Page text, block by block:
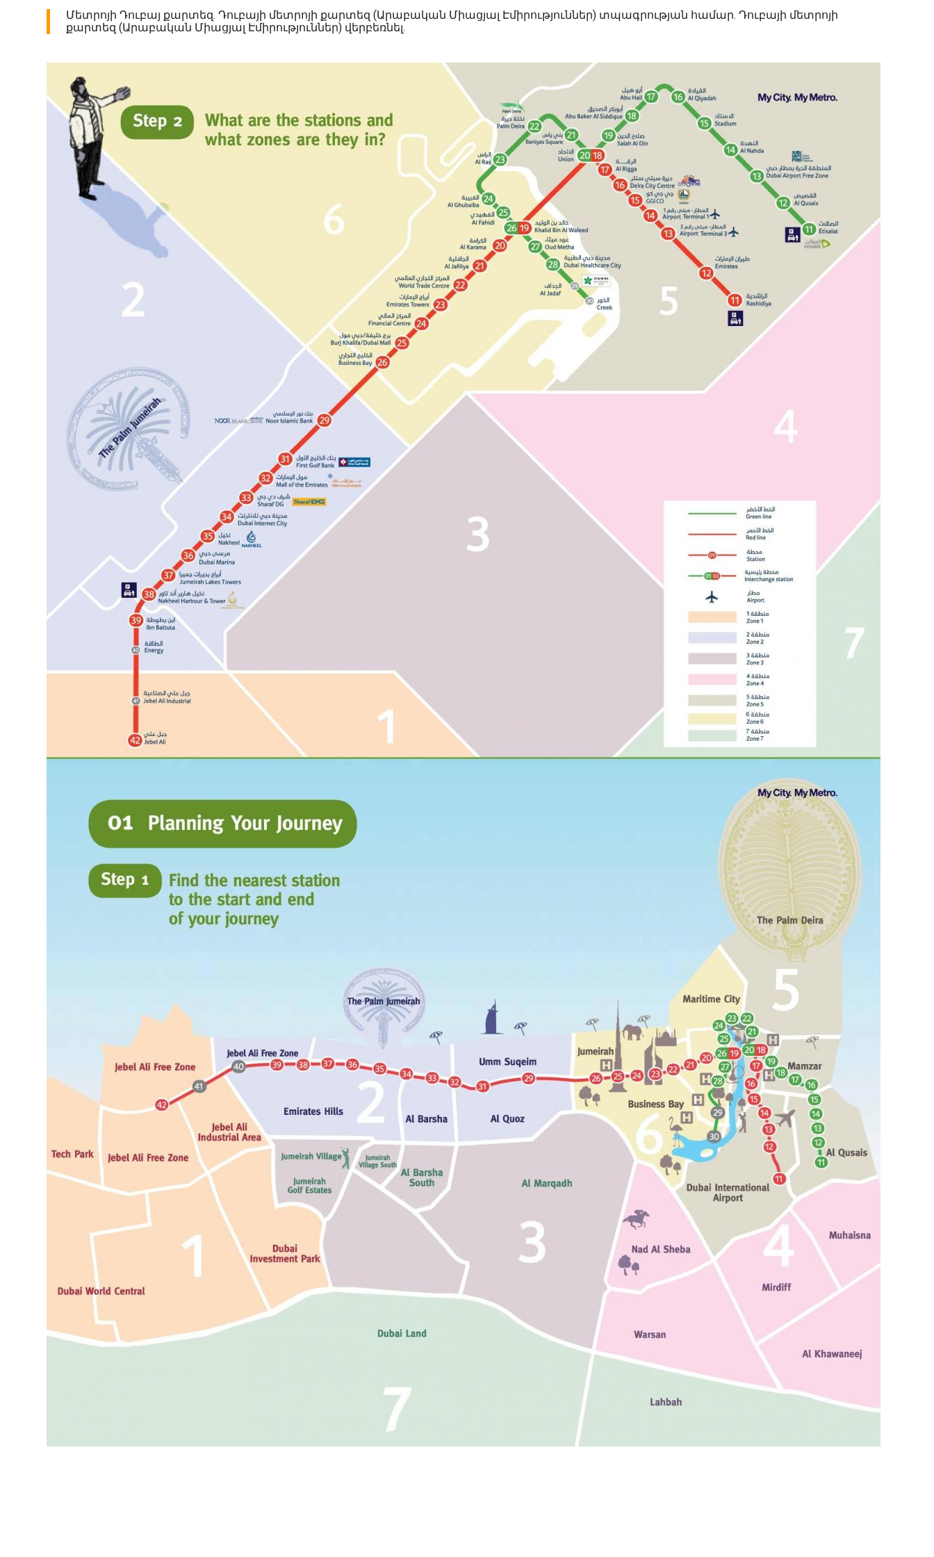
Մետրոյի Դուբայ քարտեզ. Դուբայի մետրոյի քարտեզ (Արաբական Միացյալ Էմիրություններ) տպագրության համար. Դուբայի մետրոյի
քարտեզ (Արաբական Միացյալ Էմիրություններ) վերբեռնել.